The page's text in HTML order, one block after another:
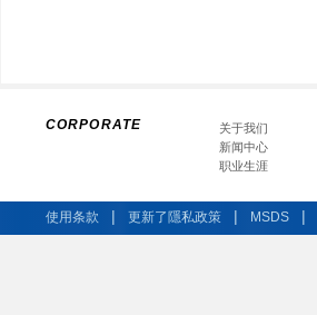
CORPORATE
关于我们
新闻中心
职业生涯
使用条款 | 更新了隱私政策 | MSDS |